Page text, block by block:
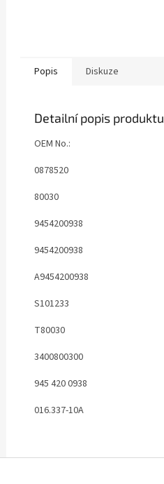
Popis Diskuze
Detailní popis produktu
OEM No.:
0878520
80030
9454200938
9454200938
A9454200938
S101233
T80030
3400800300
945 420 0938
016.337-10A